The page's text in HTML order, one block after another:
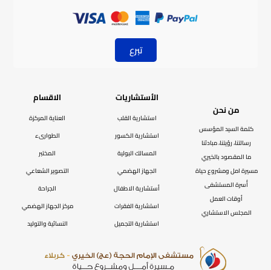
الاقسام
العناية المركزة
الطوارىء
المختبر
التصوير الشعاعي
الجراحة
مركز الجهاز الهضمي
النسائية والتوليد
الأستشاريات
استشارية القلب
استشارية الكسور
المسالك البولية
الجهاز الهضمي
أستشارية الاطفال
استشارية الفقرات
استشارية التجميل
من نحن
كلمة السيد المؤسس
رسالتنا، رؤيتنا، مبادئنا
ما المقصود بالخيري
مسيرة امل ومشروع حياة
أُسرة المستشفى
أوقات العمل
المجلس الاستشاري
تبرع